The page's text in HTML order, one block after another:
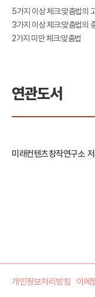
5가지 이상 체크:맞춤법의
3가지 이상 체크:맞춤법의
2가지 미만 체크:맞춤법
연관도서
미래컨텐츠창작연구소
개인정보처리방침 이메